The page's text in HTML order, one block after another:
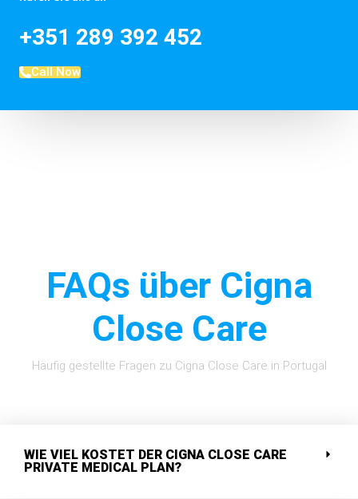
+351 289 392 452
Call Now
FAQs über Cigna
Close Care
Häufig gestellte Fragen zu Cigna Close Care in Portugal
WIE VIEL KOSTET DER CIGNA CLOSE CARE
PRIVATE MEDICAL PLAN?